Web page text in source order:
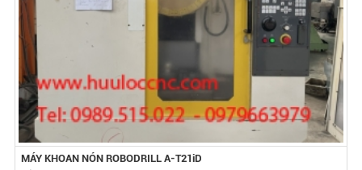
MÁY KHOAN NÓN ROBODRILL Α-T21iD